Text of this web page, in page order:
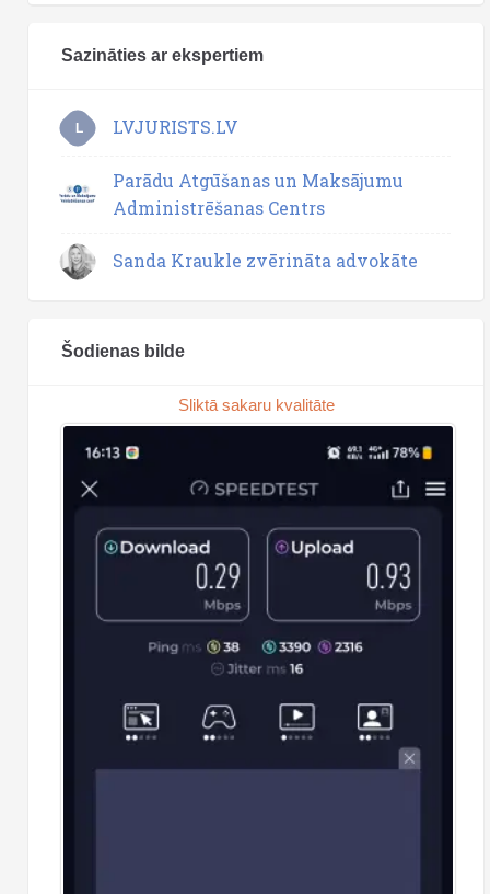
Sazināties ar ekspertiem
L LVJURISTS.LV
Parādu Atgūšanas un Maksājumu
Administrēšanas Centrs
Sanda Kraukle zvērināta advokāte
Šodienas bilde
Sliktā sakaru kvalitāte